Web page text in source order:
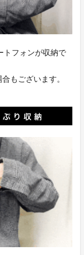
トフォンが収納で
もございます。